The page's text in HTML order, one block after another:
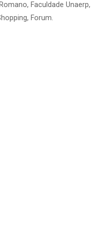
Faculdade Unaerp,
Forum.